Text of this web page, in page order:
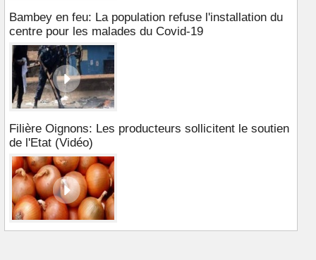
Bambey en feu: La population refuse l'installation du
centre pour les malades du Covid-19
Filière Oignons: Les producteurs sollicitent le soutien
de l'Etat (Vidéo)